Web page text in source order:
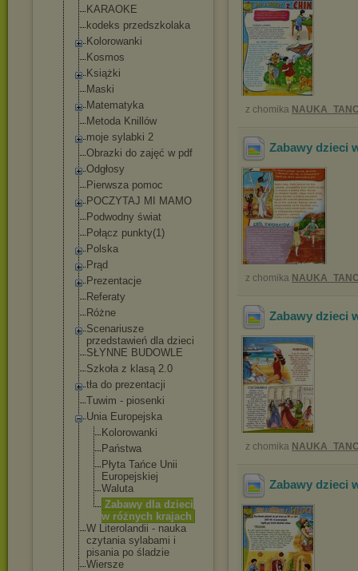
KARAOKE
kodeks przedszkolaka
Kolorowanki
Kosmos
Książki
Maski
Matematyka
Metoda Knillów
moje sylabki 2
Obrazki do zajęć w pdf
Odgłosy
Pierwsza pomoc
POCZYTAJ MI MAMO
Podwodny świat
Połącz punkty(1)
Polska
Prąd
Prezentacje
Referaty
Różne
Scenariusze
przedstawień dla dzieci
SŁYNNE BUDOWLE
Szkoła z klasą 2.0
tła do prezentacji
Tuwim - piosenki
Unia Europejska
Kolorowanki
Państwa
Płyta Tańce Unii
Europejskiej
Waluta
Zabawy dla dzieci
w różnych krajach
W Literolandii - nauka
czytania sylabami i
pisania po śladzie
Wiersze
z chomika
Zabawy dzieci
z chomika
Zabawy dzieci
z chomika
Zabawy dzieci